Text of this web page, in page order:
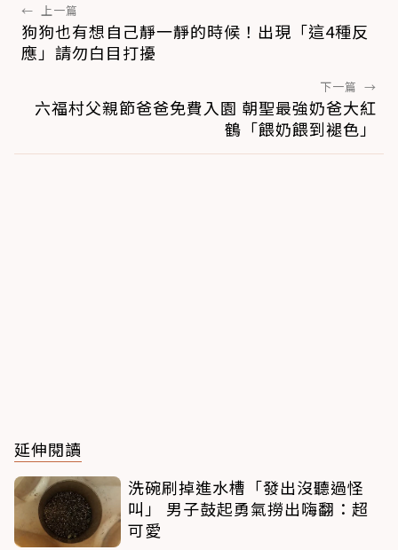
← 上一篇
狗狗也有想自己靜一靜的時候！出現「這4種反
應」請勿白目打擾
下一篇 →
六福村父親節爸爸免費入園 朝聖最強奶爸大紅
鶴「餵奶餵到褪色」
延伸閱讀
洗碗刷掉進水槽「發出沒聽過怪
叫」 男子鼓起勇氣撈出嗨翻：超
可愛